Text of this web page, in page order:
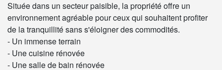
Située dans un secteur paisible, la propriété offre un
environnement agréable pour ceux qui souhaitent profiter
de la tranquillité sans s'éloigner des commodités.
- Un immense terrain
- Une cuisine rénovée
- Une salle de bain rénovée